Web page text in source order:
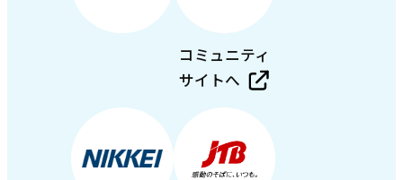
コミュニティ
サイトへ